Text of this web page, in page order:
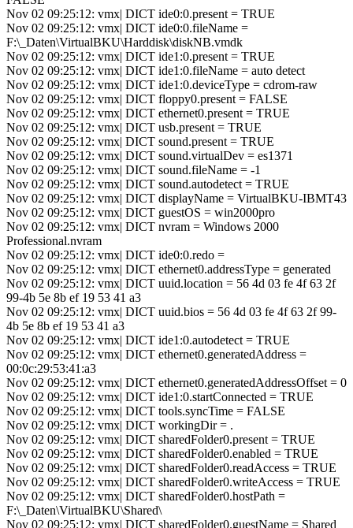
Nov 02 09:25:12: vmx| DICT ide0:0.present = TRUE
Nov 02 09:25:12: vmx| DICT ide0:0.fileName =
F:\_Daten\VirtualBKU\Harddisk\diskNB.vmdk
Nov 02 09:25:12: vmx| DICT ide1:0.present = TRUE
Nov 02 09:25:12: vmx| DICT ide1:0.fileName = auto detect
Nov 02 09:25:12: vmx| DICT ide1:0.deviceType = cdrom-raw
Nov 02 09:25:12: vmx| DICT floppy0.present = FALSE
Nov 02 09:25:12: vmx| DICT ethernet0.present = TRUE
Nov 02 09:25:12: vmx| DICT usb.present = TRUE
Nov 02 09:25:12: vmx| DICT sound.present = TRUE
Nov 02 09:25:12: vmx| DICT sound.virtualDev = es1371
Nov 02 09:25:12: vmx| DICT sound.fileName = -1
Nov 02 09:25:12: vmx| DICT sound.autodetect = TRUE
Nov 02 09:25:12: vmx| DICT displayName = VirtualBKU-IBMT43
Nov 02 09:25:12: vmx| DICT guestOS = win2000pro
Nov 02 09:25:12: vmx| DICT nvram = Windows 2000
Professional.nvram
Nov 02 09:25:12: vmx| DICT ide0:0.redo =
Nov 02 09:25:12: vmx| DICT ethernet0.addressType = generated
Nov 02 09:25:12: vmx| DICT uuid.location = 56 4d 03 fe 4f 63 2f
99-4b 5e 8b ef 19 53 41 a3
Nov 02 09:25:12: vmx| DICT uuid.bios = 56 4d 03 fe 4f 63 2f 99-
4b 5e 8b ef 19 53 41 a3
Nov 02 09:25:12: vmx| DICT ide1:0.autodetect = TRUE
Nov 02 09:25:12: vmx| DICT ethernet0.generatedAddress =
00:0c:29:53:41:a3
Nov 02 09:25:12: vmx| DICT ethernet0.generatedAddressOffset = 0
Nov 02 09:25:12: vmx| DICT ide1:0.startConnected = TRUE
Nov 02 09:25:12: vmx| DICT tools.syncTime = FALSE
Nov 02 09:25:12: vmx| DICT workingDir = .
Nov 02 09:25:12: vmx| DICT sharedFolder0.present = TRUE
Nov 02 09:25:12: vmx| DICT sharedFolder0.enabled = TRUE
Nov 02 09:25:12: vmx| DICT sharedFolder0.readAccess = TRUE
Nov 02 09:25:12: vmx| DICT sharedFolder0.writeAccess = TRUE
Nov 02 09:25:12: vmx| DICT sharedFolder0.hostPath =
F:\_Daten\VirtualBKU\Shared\
Nov 02 09:25:12: vmx| DICT sharedFolder0.guestName = Shared